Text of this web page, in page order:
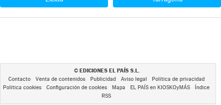
© EDICIONES EL PAÍS S.L.
Contacto Venta de contenidos Publicidad Aviso legal
Política de privacidad
Política cookies
Configuración de cookies Mapa EL PAÍS en KIOSKOyMÁS
Índice
RSS